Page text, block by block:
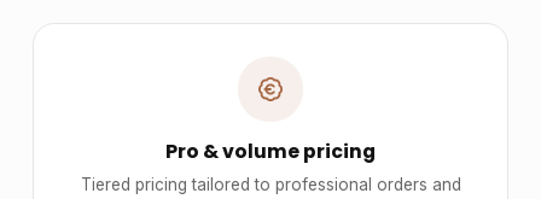
Pro & volume pricing
Tiered pricing tailored to professional orders and